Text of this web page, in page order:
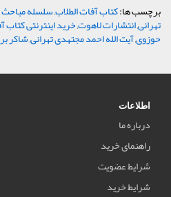
برچسب ها:کتاب آفات الطلاب,سلسله مباحث
تهرانی,انتشارات لاهوت,خرید اینترنتی کتاب
حوزوی,آیت الله احمد مجتهدی تهرانی,شاکر
اطلاعات
درباره ما
راهنمای خرید
شرایط عضویت
شرایط خرید